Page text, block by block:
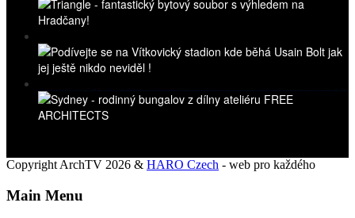
Copyright ArchTV 2026 & HARO Czech - web pro každého
Main Menu